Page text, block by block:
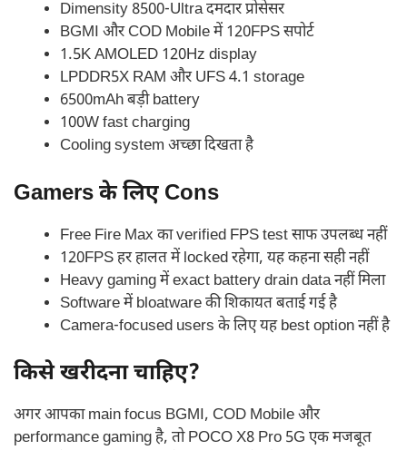
Dimensity 8500-Ultra दमदार प्रोसेसर
BGMI और COD Mobile में 120FPS सपोर्ट
1.5K AMOLED 120Hz display
LPDDR5X RAM और UFS 4.1 storage
6500mAh बड़ी battery
100W fast charging
Cooling system अच्छा दिखता है
Gamers के लिए Cons
Free Fire Max का verified FPS test साफ उपलब्ध नहीं
120FPS हर हालत में locked रहेगा, यह कहना सही नहीं
Heavy gaming में exact battery drain data नहीं मिला
Software में bloatware की शिकायत बताई गई है
Camera-focused users के लिए यह best option नहीं है
किसे खरीदना चाहिए?
अगर आपका main focus BGMI, COD Mobile और
performance gaming है, तो POCO X8 Pro 5G एक मजबूत